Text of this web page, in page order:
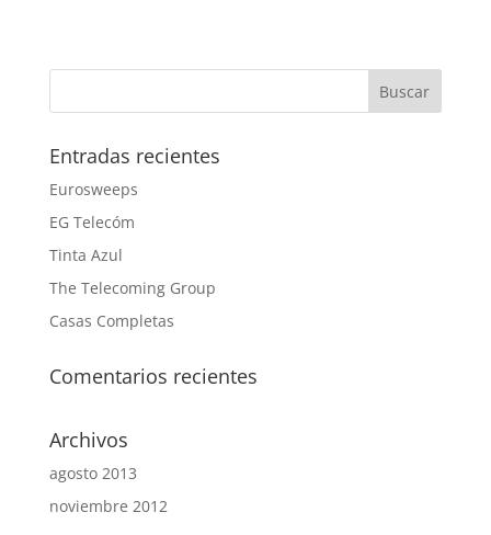
Entradas recientes
Eurosweeps
EG Telecóm
Tinta Azul
The Telecoming Group
Casas Completas
Comentarios recientes
Archivos
agosto 2013
noviembre 2012